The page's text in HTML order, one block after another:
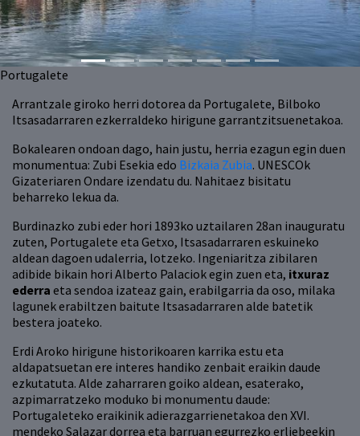
Arrantzale giroko herri dotorea da Portugalete, Bilboko
Itsasadarraren ezkerraldeko hirigune garrantzitsuenetakoa.
Bokalearen ondoan dago, hain justu, herria ezagun egin duen
monumentua: Zubi Esekia edo Bizkaia Zubia. UNESCOk
Gizateriaren Ondare izendatu du. Nahitaez bisitatu
beharreko lekua da.
Burdinazko zubi eder hori 1893ko uztailaren 28an inauguratu
zuten, Portugalete eta Getxo, Itsasadarraren eskuineko
aldean dagoen udalerria, lotzeko. Ingeniaritza zibilaren
adibide bikain hori Alberto Palaciok egin zuen eta, itxuraz
ederra eta sendoa izateaz gain, erabilgarria da oso, milaka
lagunek erabiltzen baitute Itsasadarraren alde batetik
bestera joateko.
Erdi Aroko hirigune historikoaren karrika estu eta
aldapatsuetan ere interes handiko zenbait eraikin daude
ezkutatuta. Alde zaharraren goiko aldean, esaterako,
azpimarratzeko moduko bi monumentu daude:
Portugaleteko eraikinik adierazgarrienetakoa den XVI.
mendeko Salazar dorrea eta barruan egurrezko erliebeekin
Portugalete